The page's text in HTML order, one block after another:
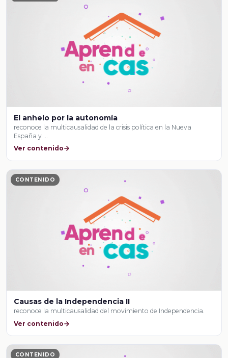
El anhelo por la autonomía
reconoce la multicausalidad de la crisis política en la Nueva
España y …
Ver contenido
CONTENIDO
Causas de la Independencia II
reconoce la multicausalidad del movimiento de Independencia.
Ver contenido
CONTENIDO